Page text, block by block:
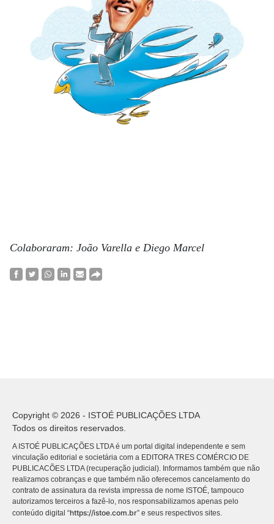
Colaboraram: João Varella e Diego Marcel
Copyright © 2026 - ISTOÉ PUBLICAÇÕES LTDA
Todos os direitos reservados.
A ISTOÉ PUBLICAÇÕES LTDA é um portal digital independente e sem
vinculação editorial e societária com a EDITORA TRES COMÉRCIO DE
PUBLICACÕES LTDA (recuperação judicial). Informamos também que não
realizamos cobranças e que também não oferecemos cancelamento do
contrato de assinatura da revista impressa de nome ISTOÉ, tampouco
autorizamos terceiros a fazê-lo, nos responsabilizamos apenas pelo
conteúdo digital “https://istoe.com.br” e seus respectivos sites.